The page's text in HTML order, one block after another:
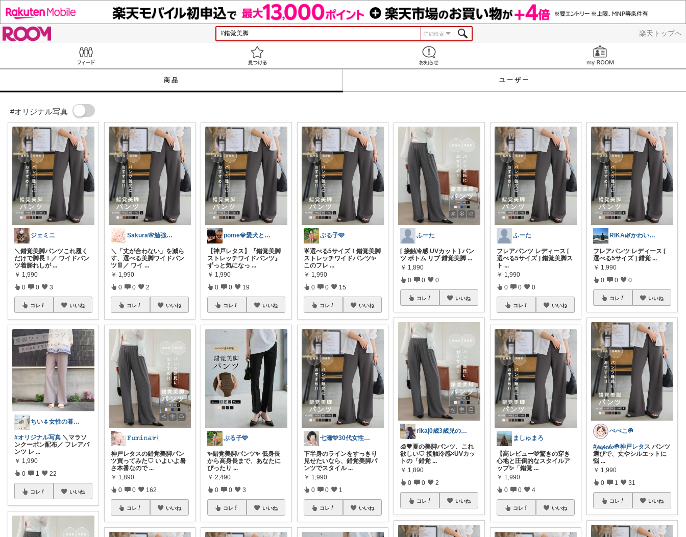
楽天トップへ
詳細検索
商品 ユーザー
#オリジナル写真
ジェミニ
＼錯覚美脚パンツこれ履く
だけで脚長！／ ワイドパン
ツ着膨れしが ...
￥ 1,990
0 0 3
コレ いいね
ちい🌷女性の暮らしを素敵に🪴
#オリジナル写真 ＼マラソ
ンクーポン配布／ フレアパ
ンツ レ ...
￥ 1,990
0 1 22
コレ いいね
Sakura🌸勉強と暮らし愛用品
＼「丈が合わない」を減ら
す、選べる美脚ワイドパン
ツ👖／ ワイ ...
￥ 1,990
0 0 2
コレ いいね
𝙵𝚞𝚖𝚒𝚗𝚊𓍯
神戸レタスの錯覚美脚パン
ツ買ってみた♡ いよいよ暑
さ本番なので ...
￥ 1,890
0 0 162
コレ いいね
pome💎愛犬と推し活とお洋服4日up
【神戸レタス】『錯覚美脚
ストレッチワイドパンツ』
ずっと気になっ ...
￥ 1,990
0 0 19
コレ いいね
ぶる子🩵
✨錯覚美脚パンツ✨ 低身長
から高身長まで、あなたに
ぴったり ...
￥ 2,490
0 0 3
コレ いいね
ぶる子🩵
🌟選べる5サイズ！錯覚美脚
ストレッチワイドパンツ✨
このフレ ...
￥ 1,990
0 0 15
コレ いいね
七瀬🩵30代女性ファッション&美容🩵
下半身のラインをすっきり
見せたいなら、錯覚美脚パ
ンツでスタイル ...
￥ 1,990
0 0 1
コレ いいね
ふーた
[ 接触冷感 UVカット ] パン
ツ ボトム リブ 錯覚美脚...
￥ 1,890
0 0 0
コレ いいね
rika|0歳3歳児のママ
🧊🤎夏の美脚パンツ、これ
欲しい♡ 接触冷感×UVカッ
トの「錯覚 ...
￥ 1,890
0 0 2
コレ いいね
ふーた
フレアパンツ レディース [
選べる5サイズ ] 錯覚美脚ス
ト ...
￥ 1,990
0 0 0
コレ いいね
ましゅまろ
​【高レビュー🩷驚きの穿き
心地と圧倒的なスタイルア
ップ✨「錯覚 ...
￥ 1,990
0 0 4
コレ いいね
RIKA🌿かわいいを集めました♡
フレアパンツ レディース [
選べる5サイズ ] 錯覚 ...
￥ 1,990
0 0 0
コレ いいね
ぺぺこ☘️
#𝓅𝑒𝓅𝑒𝓀𝑜☘️神戸レタス パンツ
選びで、丈やシルエットに
悩 ...
￥ 1,990
0 1 31
コレ いいね